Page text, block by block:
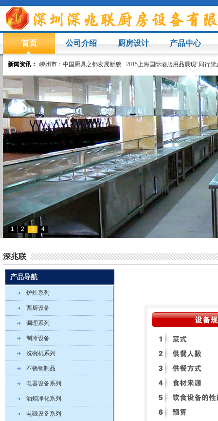
首页 公司介绍 厨房设计 产品中心
新闻资讯： 嵊州市：中国厨具之都发展新貌 2015上海国际酒店用品展现“同行禁
1 2 3 4
深兆联
产品导航
炉灶系列
西厨设备
调理系列
制冷设备
洗碗机系列
不锈钢制品
电器设备系列
油烟净化系列
电磁设备系列